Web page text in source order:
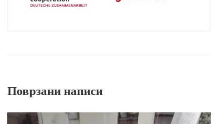
Поврзани написи